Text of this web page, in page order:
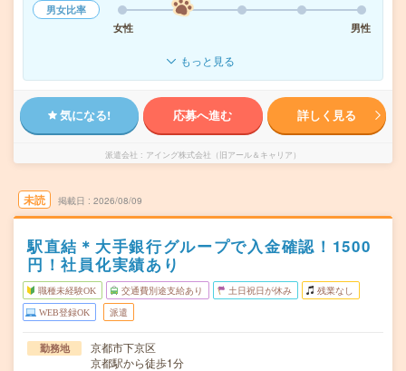
男女比率
女性
男性
もっと見る
気になる! 応募へ進む 詳しく見る
派遣会社 アイング株式会社（旧アール＆キャリア）
未読 掲載日 2026/08/09
駅直結＊大手銀行グループで入金確認！1500
円！社員化実績あり
職種未経験OK 交通費別途支給あり 土日祝日が休み 残業なし
WEB登録OK 派遣
勤務地
京都市下京区
京都駅から徒歩1分